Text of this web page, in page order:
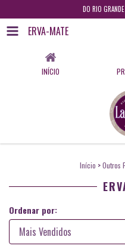
DO RIO
ERVA-MATE
INÍCIO
Início >Outros
Ordenar por: